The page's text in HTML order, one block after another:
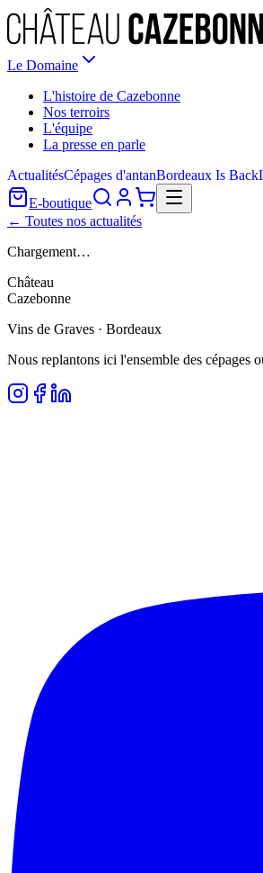
Le Domaine
L'histoire de Cazebonne
Nos terroirs
L'équipe
La presse en parle
ActualitésCépages d'antanBordeaux Is Back
E-boutique
← Toutes nos actualités
Chargement…
Château
Cazebonne
Vins de Graves · Bordeaux
Nous replantons ici l'ensemble des cépages